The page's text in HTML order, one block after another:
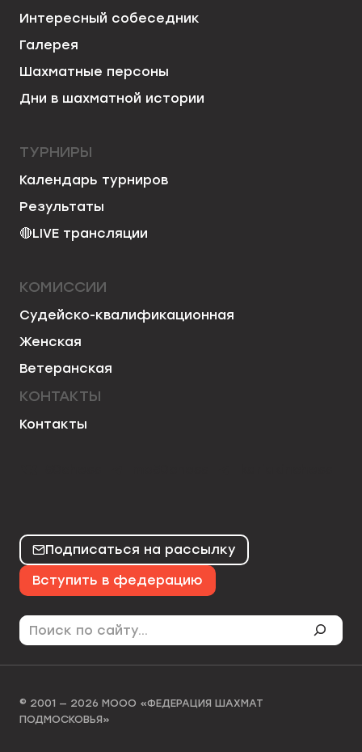
Интересный собеседник
Галерея
Шахматные персоны
Дни в шахматной истории
ТУРНИРЫ
Календарь турниров
Результаты
🔴LIVE трансляции
КОМИССИИ
Судейско-квалификационная
Женская
Ветеранская
КОНТАКТЫ
Контакты
Подписаться на рассылку
Вступить в федерацию
Поиск
© 2001 — 2026 МООО «ФЕДЕРАЦИЯ ШАХМАТ
ПОДМОСКОВЬЯ»